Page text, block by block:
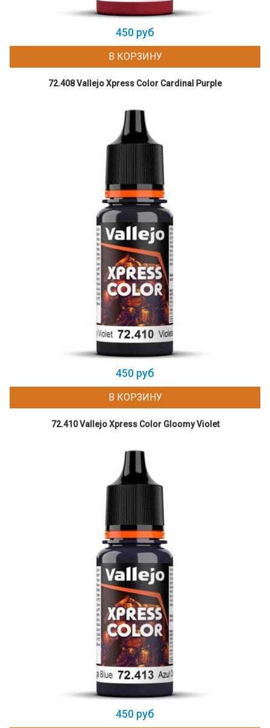
450 руб
В КОРЗИНУ
72.408 Vallejo Xpress Color Cardinal Purple
450 руб
В КОРЗИНУ
72.410 Vallejo Xpress Color Gloomy Violet
450 руб